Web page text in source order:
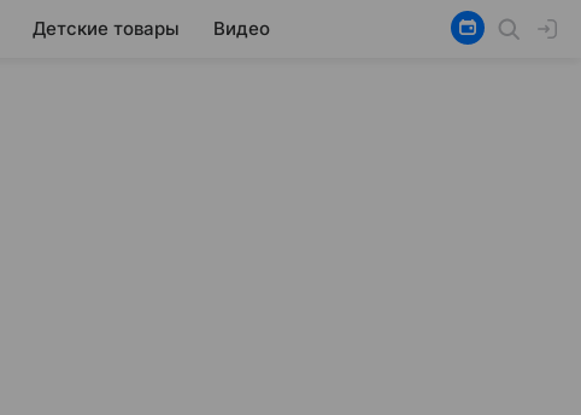
Детские товары Видео